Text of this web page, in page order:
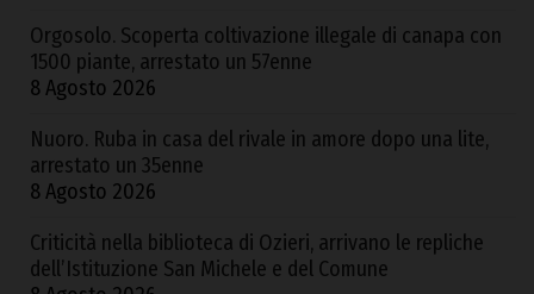
Orgosolo. Scoperta coltivazione illegale di canapa con
1500 piante, arrestato un 57enne
8 Agosto 2026
Nuoro. Ruba in casa del rivale in amore dopo una lite,
arrestato un 35enne
8 Agosto 2026
Criticità nella biblioteca di Ozieri, arrivano le repliche
dell’Istituzione San Michele e del Comune